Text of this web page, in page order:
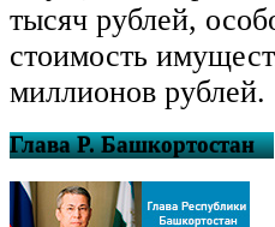
тысяч рублей,
стоимость
миллионов рублей.
Глава Р. Башкортостан